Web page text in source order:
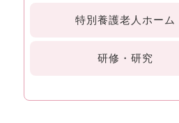
特別養護老人ホーム
研修・研究